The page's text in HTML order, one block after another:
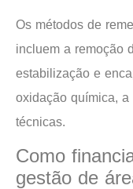
Os métodos de
incluem a remoção
estabilização e
oxidação química,
técnicas.
Como
gestão de